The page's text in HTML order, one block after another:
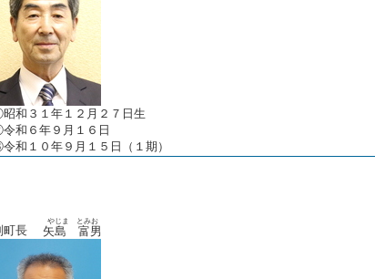
和３１年１２月２７日生
和６年９月１６日
和１０年９月１５日（１期）
町長 矢島 富男
やじま とみお